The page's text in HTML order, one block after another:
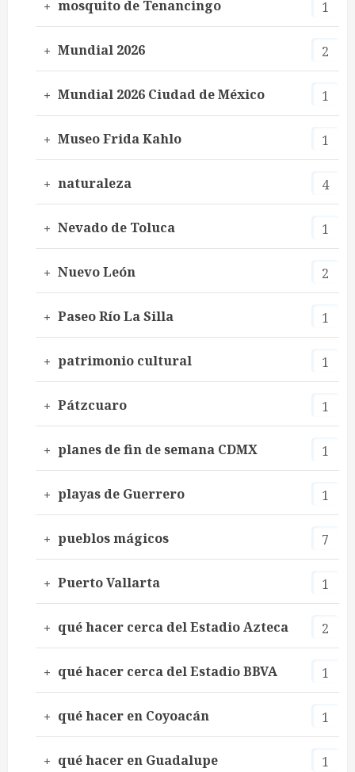
mosquito de Tenancingo 1
Mundial 2026 2
Mundial 2026 Ciudad de México 1
Museo Frida Kahlo 1
naturaleza 4
Nevado de Toluca 1
Nuevo León 2
Paseo Río La Silla 1
patrimonio cultural 1
Pátzcuaro 1
planes de fin de semana CDMX 1
playas de Guerrero 1
pueblos mágicos 7
Puerto Vallarta 1
qué hacer cerca del Estadio Azteca 2
qué hacer cerca del Estadio BBVA 1
qué hacer en Coyoacán 1
qué hacer en Guadalupe 1